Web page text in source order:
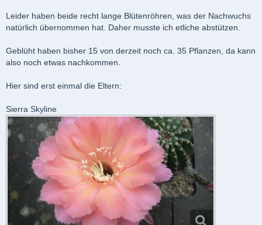
Leider haben beide recht lange Blütenröhren, was der Nachwuchs
natürlich übernommen hat. Daher musste ich etliche abstützen.
Geblüht haben bisher 15 von derzeit noch ca. 35 Pflanzen, da kann
also noch etwas nachkommen.
Hier sind erst einmal die Eltern:
Sierra Skyline